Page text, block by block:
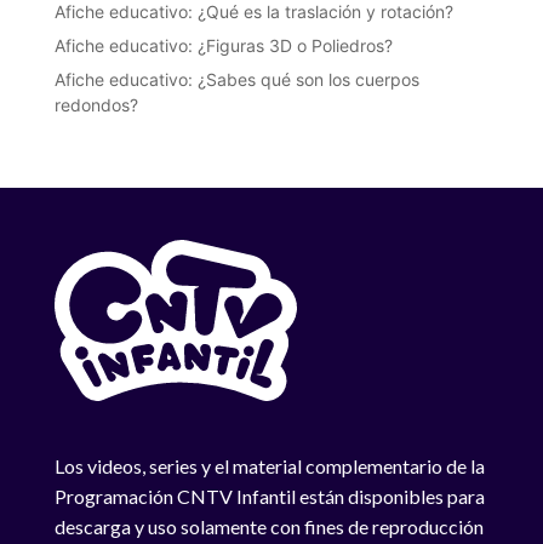
Afiche educativo: ¿Qué es la traslación y rotación?
Afiche educativo: ¿Figuras 3D o Poliedros?
Afiche educativo: ¿Sabes qué son los cuerpos
redondos?
Los videos, series y el material complementario de la
Programación CNTV Infantil están disponibles para
descarga y uso solamente con fines de reproducción